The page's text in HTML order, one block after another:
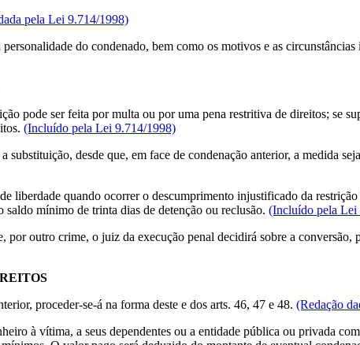
pela Lei 9.714/1998)
do condenado, bem como os motivos e as
pode ser feita por multa ou por uma pena restritiva de direitos; se
(Incluído pela Lei 9.714/1998)
desde que, em face de condenação anterior, a medida
liberdade quando ocorrer o descumprimento injustificado da
mínimo de trinta dias de detenção ou reclusão. (Incluído pela Lei
por outro crime, o juiz da execução penal decidirá sobre a
proceder-se-á na forma deste e dos arts. 46, 47 e 48. (Redação
à vítima, a seus dependentes ou a entidade pública ou privada